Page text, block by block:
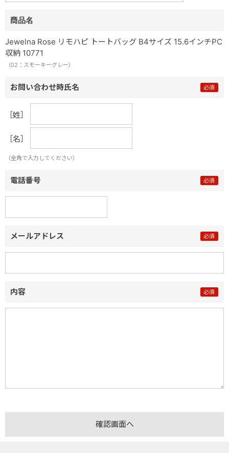
商品名
Jewelna Rose リモハピ トートバッグ B4サイズ 15.6インチPC
収納 10771
（02：スモーキーグレー）
お問い合わせ時氏名
［姓］
［名］
（全角で入力してください）
電話番号
メールアドレス
内容